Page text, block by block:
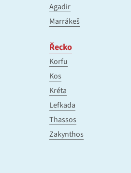
Agadir
Marrákeš
Řecko
Korfu
Kos
Kréta
Lefkada
Thassos
Zakynthos